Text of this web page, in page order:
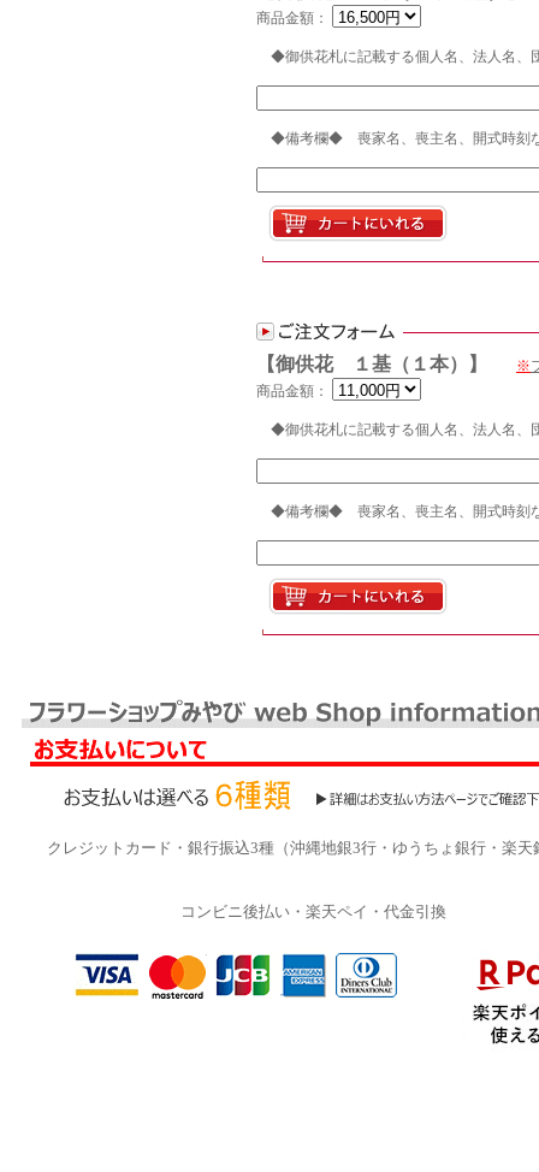
商品金額：
◆御供花札に記載する個人名、法人名、
◆備考欄◆ 喪家名、喪主名、開式時刻な
【御供花 １基（１本）】 ※
商品金額：
◆御供花札に記載する個人名、法人名、
◆備考欄◆ 喪家名、喪主名、開式時刻な
クレジットカード・銀行振込3種（沖縄地銀3行・ゆうちょ銀行・楽天
コンビニ後払い・楽天ペイ・代金引換